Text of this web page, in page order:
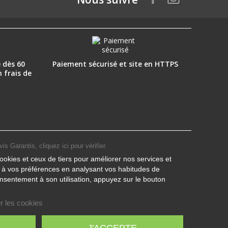
60
frais de
Paiement sécurisé et site en HTTPS
Garantis,cliquez ici pour vérifier.
et ceux de tiers pour améliorer nos services et
vos préférences en analysant vos habitudes de
à son utilisation, appuyez sur le bouton
les cookies